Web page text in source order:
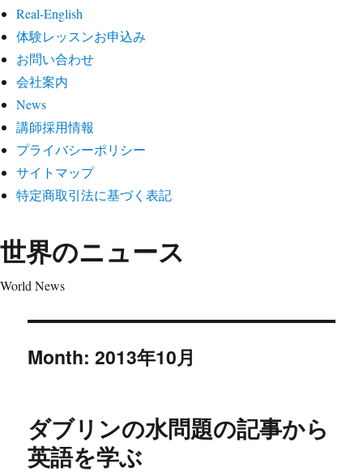
Real-English
体験レッスンお申込み
お問い合わせ
会社案内
News
講師採用情報
プライバシーポリシー
サイトマップ
特定商取引法に基づく表記
世界のニュース
World News
Month:2013年10月
ダブリンの水問題の記事から
英語を学ぶ